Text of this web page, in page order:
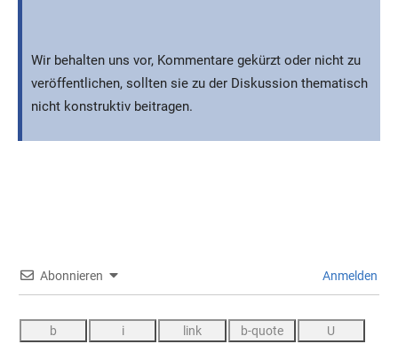
Wir behalten uns vor, Kommentare gekürzt oder nicht zu
veröffentlichen, sollten sie zu der Diskussion thematisch
nicht konstruktiv beitragen.
Abonnieren Anmelden